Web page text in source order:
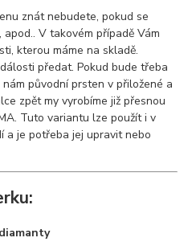
znát nebudete, pokud se
V takovém případě Vám
kterou máme na skladě.
předat. Pokud bude třeba
původní prsten v přiložené a
zpět my vyrobíme již přesnou
Tuto variantu lze použít i v
a je potřeba jej upravit nebo